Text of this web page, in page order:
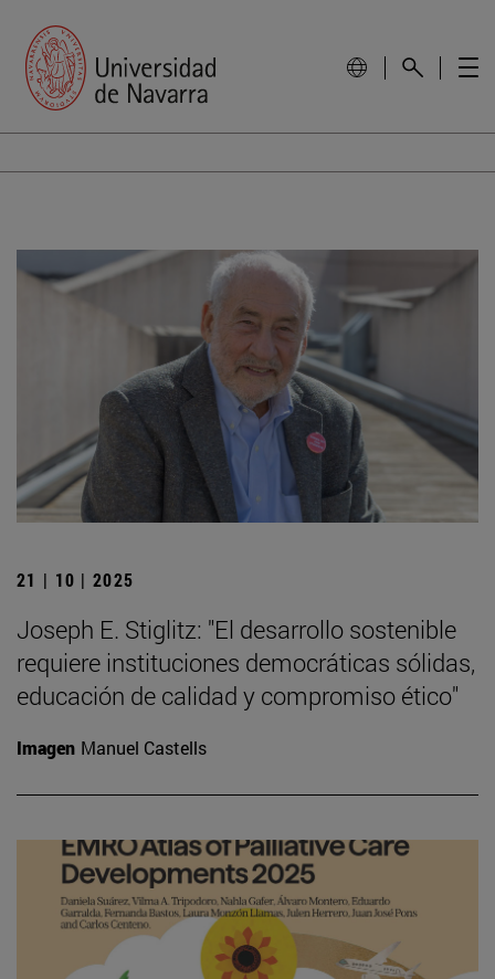
21 | 10 | 2025
Joseph E. Stiglitz: "El desarrollo sostenible
requiere instituciones democráticas sólidas,
educación de calidad y compromiso ético"
Imagen Manuel Castells